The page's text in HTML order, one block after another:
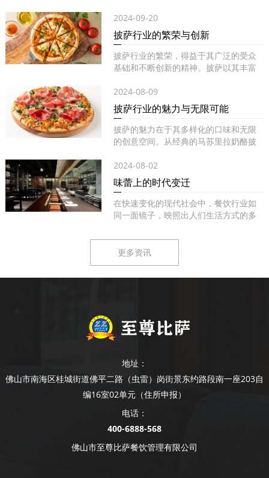
2024-09-20
披萨行业的繁荣与创新
披萨行业的繁荣，得益于其广泛的受众
基础和不断创新的精神。披萨以其丰富
2024-08-09
披萨行业的魅力与无限可能
披萨的魅力在于其多样化的口味和无限
的创意空间。从经典的马苏里拉奶酪披
2024-08-02
味蕾上的时代变迁
在快速变化的现代社会中，餐饮行业如
同一面镜子，映照出人们生活方式的多
更多资讯
地址：
佛山市南海区桂城街道佛平二路（虫雷）岗街景东约路段南一座203自
编16室02单元（住所申报）
电话：
400-6888-568
佛山市至尊比萨餐饮管理有限公司